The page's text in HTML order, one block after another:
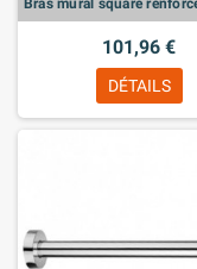
101,96 €
DÉTAILS